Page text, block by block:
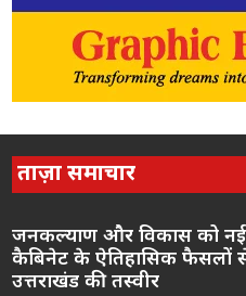
ताज़ा समाचार
जनकल्याण और विकास को नई
कैबिनेट के ऐतिहासिक फैसलों
उत्तराखंड की तस्वीर